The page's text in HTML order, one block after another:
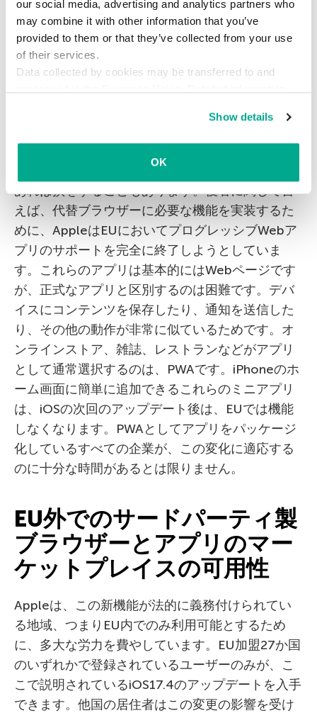
our social media, advertising and analytics partners who
may combine it with other information that you’ve
provided to them or that they’ve collected from your use
of their services.
Data collected by cookies may be transferred to and
Show details
OK
ペアレンタルコントロールへの影響： 代替ブラウ
ザーが望ましくないコンテンツから子どもを保護
する方法はまだ不明ですが、コントロールの設定
は技術的に難しくなるようです。したがって、そ
の効果には疑問が残ります。
欧州のユーザーは、DMAによって得をすることも
あれば損をすることもあります。後者に関して言
えば、代替ブラウザーに必要な機能を実装するた
めに、AppleはEUにおいてプログレッシブWebア
プリのサポートを完全に終了しようとしていま
す。これらのアプリは基本的にはWebページです
が、正式なアプリと区別するのは困難です。デバ
イスにコンテンツを保存したり、通知を送信した
り、その他の動作が非常に似ているためです。オ
ンラインストア、雑誌、レストランなどがアプリ
として通常選択するのは、PWAです。iPhoneのホ
ーム画面に簡単に追加できるこれらのミニアプリ
は、iOSの次回のアップデート後は、EUでは機能
しなくなります。PWAとしてアプリをパッケージ
化しているすべての企業が、この変化に適応する
のに十分な時間があるとは限りません。
EU外でのサードパーティ製
ブラウザーとアプリのマー
ケットプレイスの可用性
Appleは、この新機能が法的に義務付けられてい
る地域、つまりEU内でのみ利用可能とするため
に、多大な労力を費やしています。EU加盟27か国
のいずれかで登録されているユーザーのみが、こ
こで説明されているiOS17.4のアップデートを入手
できます。他国の居住者はこの変更の影響を受け